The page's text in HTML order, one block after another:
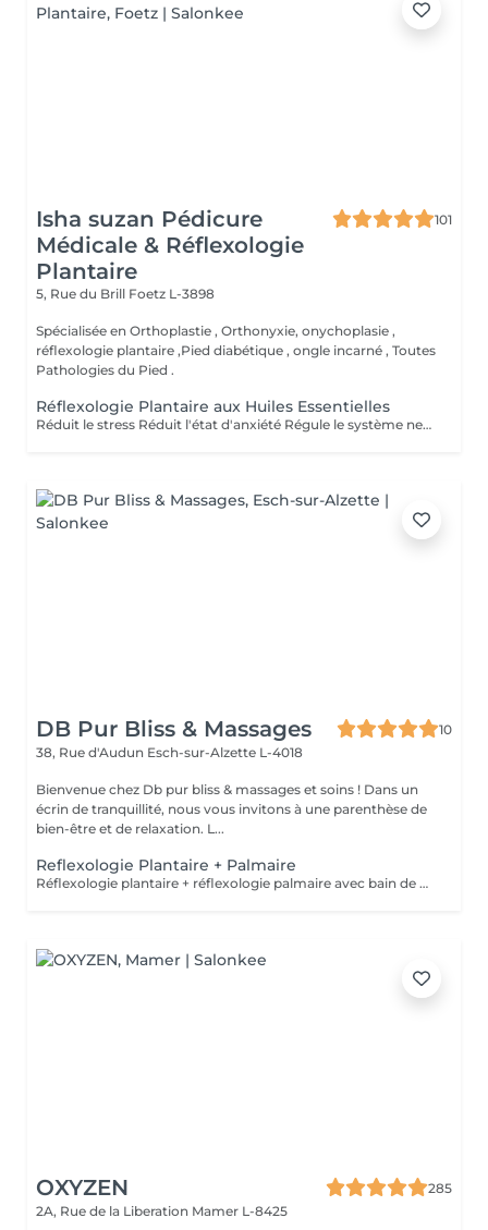
Isha suzan Pédicure
Médicale & Réflexologie
Plantaire
101
5, Rue du Brill Foetz L-3898
Spécialisée en Orthoplastie , Orthonyxie, onychoplasie ,
réflexologie plantaire ,Pied diabétique , ongle incarné , Toutes
Pathologies du Pied .
Réflexologie Plantaire aux Huiles Essentielles
Réduit le stress Réduit l'état d'anxiété Régule le système nerveux et hormonal Soulagé les tensions Soulagé la douleur Active la circulation sanguine et lymphatique Aide à la récupération post opératoire Revitalisé les énergies Aide à l'élimination des toxines, toxiques et cristaux d'acide urique Favorise la relaxation général Améliorer la qualité du sommeil Améliorer le système immunitaire
DB Pur Bliss & Massages
10
38, Rue d'Audun Esch-sur-Alzette L-4018
Bienvenue chez Db pur bliss & massages et soins ! Dans un
écrin de tranquillité, nous vous invitons à une parenthèse de
bien-être et de relaxation. L...
Reflexologie Plantaire + Palmaire
Réflexologie plantaire + réflexologie palmaire avec bain de pieds
OXYZEN
285
2A, Rue de la Liberation Mamer L-8425